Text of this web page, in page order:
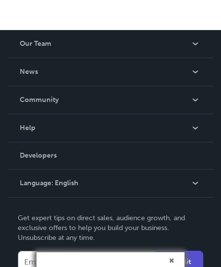
Our Team
News
In The News
Community
Podcast
Help
Order Lookup
Knowledge Base
Contact Support
Developers
Language: English
Deutsch
Français
Get expert tips on direct sales, audience growth, and
exclusive offers to help you build your business.
Unsubscribe at any time.
Submit